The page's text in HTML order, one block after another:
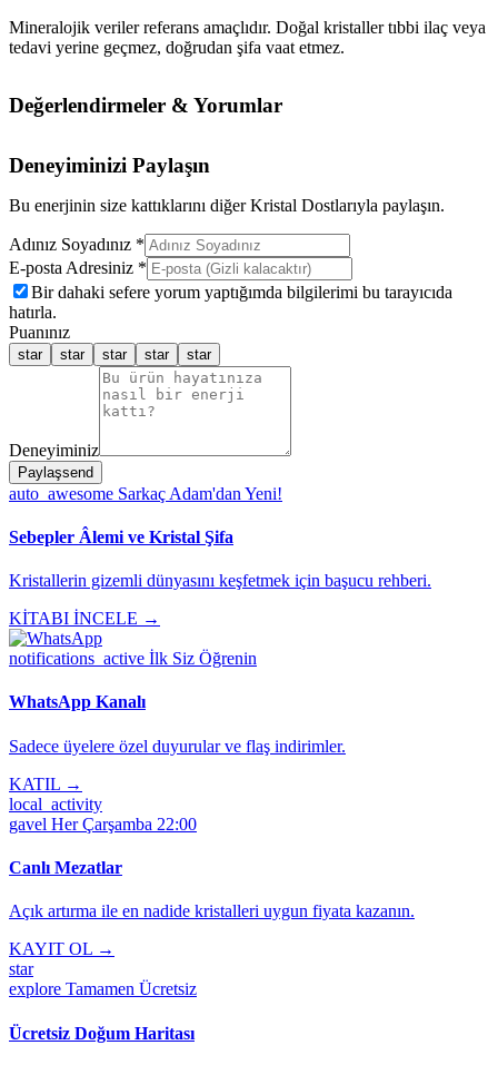
Mineralojik veriler referans amaçlıdır. Doğal kristaller tıbbi ilaç veya
tedavi yerine geçmez, doğrudan şifa vaat etmez.
Değerlendirmeler & Yorumlar
Deneyiminizi Paylaşın
Bu enerjinin size kattıklarını diğer Kristal Dostlarıyla paylaşın.
Adınız Soyadınız *
E-posta Adresiniz *
Bir dahaki sefere yorum yaptığımda bilgilerimi bu tarayıcıda
hatırla.
Puanınız
star star star star star
Deneyiminiz
Paylaşsend
auto_awesome Sarkaç Adam'dan Yeni!
Sebepler Âlemi ve Kristal Şifa
Kristallerin gizemli dünyasını keşfetmek için başucu rehberi.
KİTABI İNCELE →
notifications_active İlk Siz Öğrenin
WhatsApp Kanalı
Sadece üyelere özel duyurular ve flaş indirimler.
KATIL →
local_activity
gavel Her Çarşamba 22:00
Canlı Mezatlar
Açık artırma ile en nadide kristalleri uygun fiyata kazanın.
KAYIT OL →
star
explore Tamamen Ücretsiz
Ücretsiz Doğum Haritası